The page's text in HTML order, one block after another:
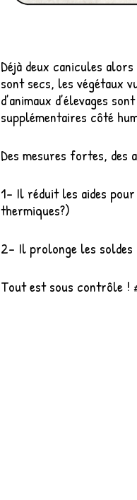
Déjà deux canicules
sont secs, les végétaux
d’animaux d’élevages
supplémentaires côté
Des mesures fortes, des
1- Il réduit les aides
thermiques?)
2- Il prolonge les soldes
Tout est sous contrôle !